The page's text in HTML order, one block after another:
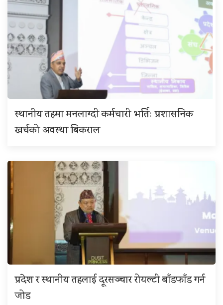
स्थानीय तहमा मनलाग्दी कर्मचारी भर्तिः प्रशासनिक
खर्चको अवस्था बिकराल
प्रदेश र स्थानीय तहलाई दूरसञ्चार रोयल्टी बाँडफाँड गर्न
जोड